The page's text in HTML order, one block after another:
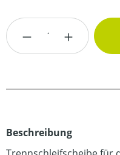
Produkt Anzahl:
Beschreibung